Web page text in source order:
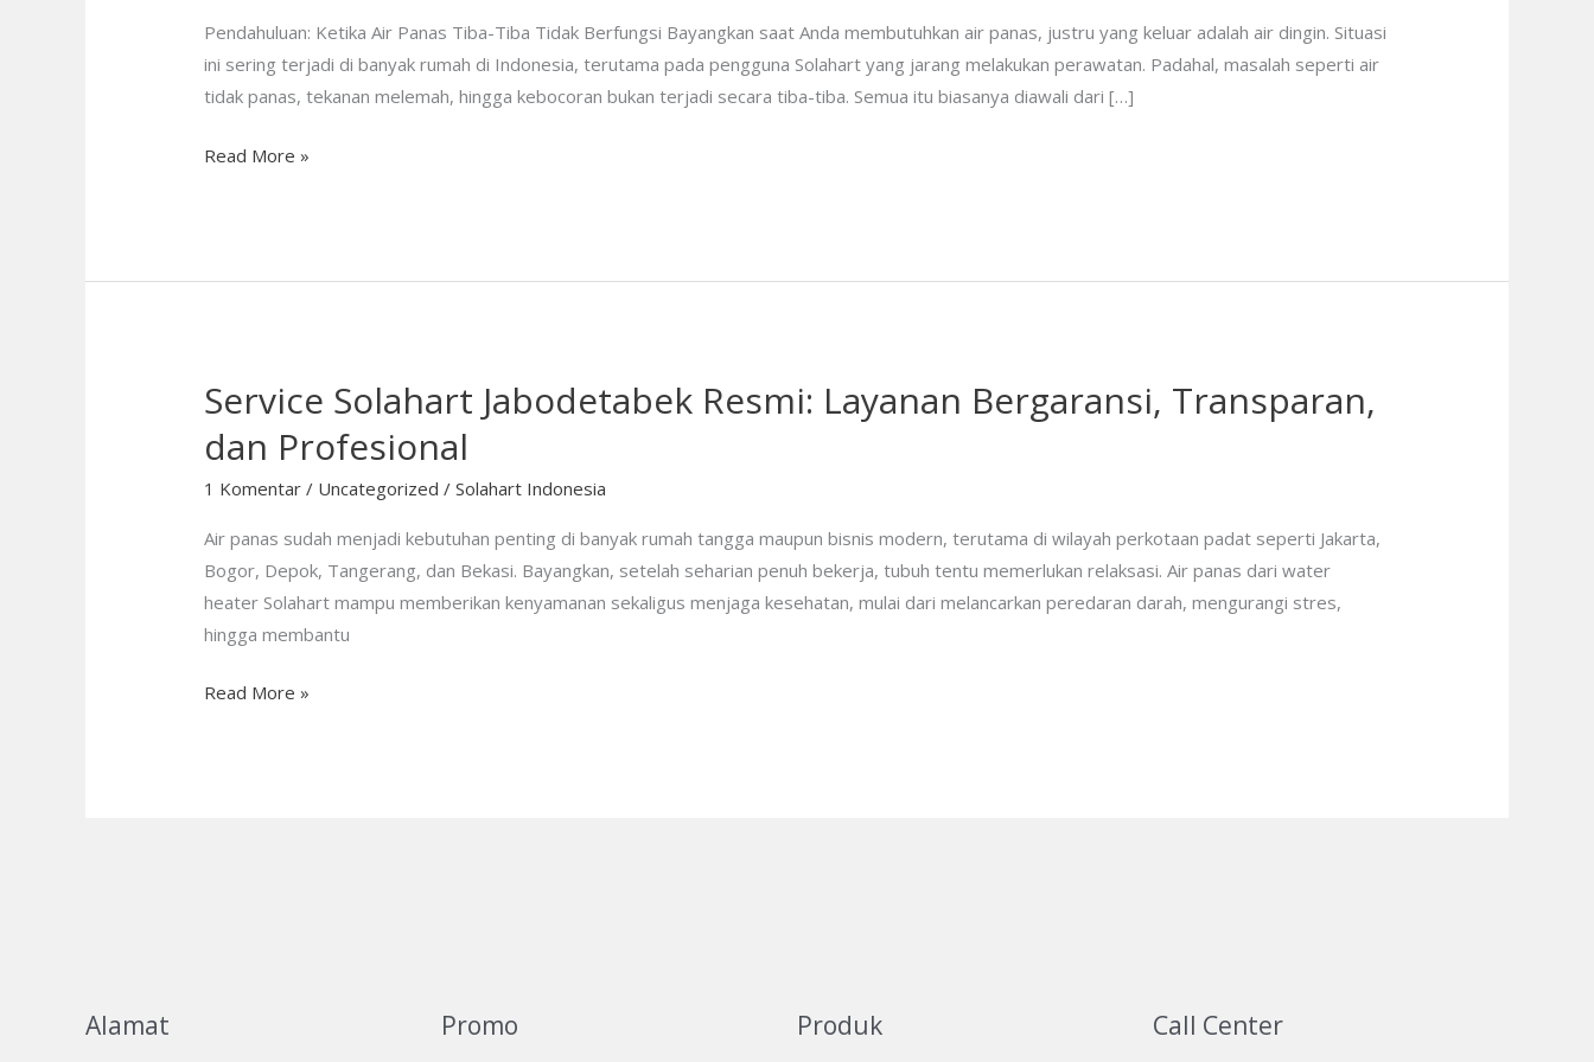
Pendahuluan: Ketika Air Panas Tiba-Tiba Tidak Berfungsi Bayangkan saat Anda membutuhkan air panas, justru yang keluar adalah air dingin. Situasi
ini sering terjadi di banyak rumah di Indonesia, terutama pada pengguna Solahart yang jarang melakukan perawatan. Padahal, masalah seperti air
tidak panas, tekanan melemah, hingga kebocoran bukan terjadi secara tiba-tiba. Semua itu biasanya diawali dari […]
Solahart
dan
Kapan
Menghubunginya?
Read More »
Service Solahart Jabodetabek Resmi: Layanan Bergaransi, Transparan,
dan Profesional
1 Komentar / Uncategorized /Solahart Indonesia
Air panas sudah menjadi kebutuhan penting di banyak rumah tangga maupun bisnis modern, terutama di wilayah perkotaan padat seperti Jakarta,
Bogor, Depok, Tangerang, dan Bekasi. Bayangkan, setelah seharian penuh bekerja, tubuh tentu memerlukan relaksasi. Air panas dari water
heater Solahart mampu memberikan kenyamanan sekaligus menjaga kesehatan, mulai dari melancarkan peredaran darah, mengurangi stres,
hingga membantu
Service
Jabodetabek
Resmi:
Bergaransi,
Transparan,
dan
Profesional
Read More »
Alamat Promo Produk Call Center